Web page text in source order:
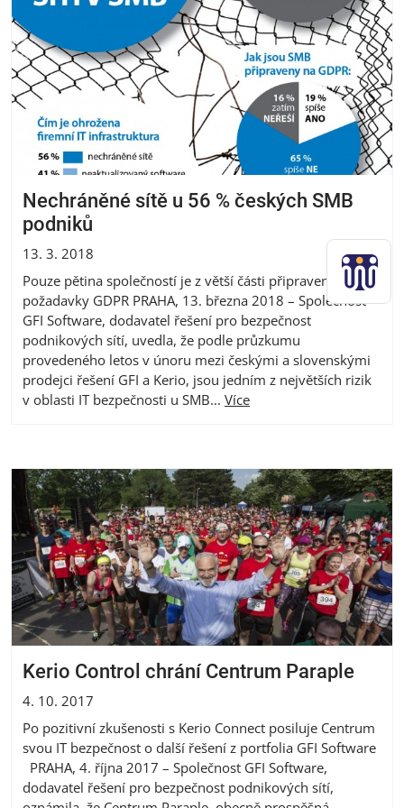
Nechráněné sítě u 56 % českých SMB
podniků
13. 3. 2018
Pouze pětina společností je z větší části připravena na
požadavky GDPR PRAHA, 13. března 2018 – Společnost
GFI Software, dodavatel řešení pro bezpečnost
podnikových sítí, uvedla, že podle průzkumu
provedeného letos v únoru mezi českými a slovenskými
prodejci řešení GFI a Kerio, jsou jedním z největších rizik
v oblasti IT bezpečnosti u SMB... Více
Kerio Control chrání Centrum Paraple
4. 10. 2017
Po pozitivní zkušenosti s Kerio Connect posiluje Centrum
svou IT bezpečnost o další řešení z portfolia GFI Software
PRAHA, 4. října 2017 – Společnost GFI Software,
dodavatel řešení pro bezpečnost podnikových sítí,